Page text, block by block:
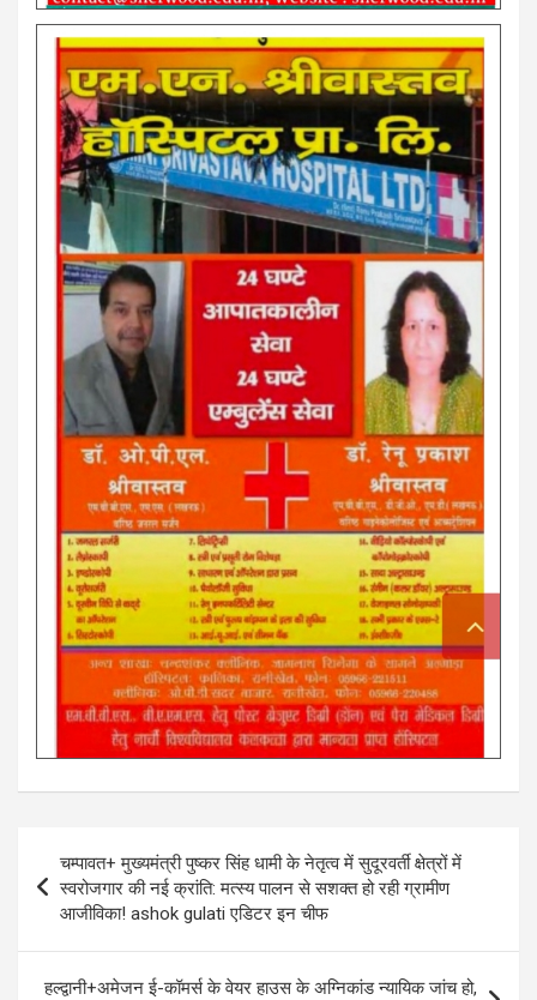
navigation
चम्पावत+ मुख्यमंत्री पुष्कर सिंह धामी के नेतृत्व में सुदूरवर्ती क्षेत्रों में
स्वरोजगार की नई क्रांति: मत्स्य पालन से सशक्त हो रही ग्रामीण
आजीविका! ashok gulati एडिटर इन चीफ
हल्द्वानी+अमेजन ई-कॉमर्स के वेयर हाउस के अग्निकांड न्यायिक जांच हो,